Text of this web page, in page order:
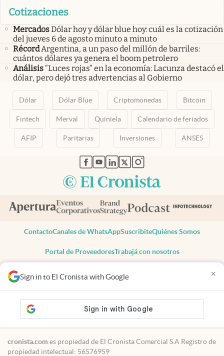
Sign in to El Cronista with Google ×
Cotizaciones
MercadosDólar hoy y dólar blue hoy: cuál es la cotización
del jueves 6 de agosto minuto a minuto
Récord Argentina, a un paso del millón de barriles:
cuántos dólares ya genera el boom petrolero
Análisis“Luces rojas” en la economía: Lacunza destacó el
dólar, pero dejó tres advertencias al Gobierno
Dólar Dólar Blue Criptomonedas Bitcoin
Fintech Merval Quiniela Calendario de feriados
AFIP Paritarias Inversiones ANSES
abre en nueva pestaña
abre en nueva pestaña
abre en nueva pestaña
abre en nueva pestaña
abre en nueva pestaña
ContactoCanales de WhatsAppSuscribiteQuiénes Somos
Portal de ProveedoresTrabajá con nosotros
Todos los derechos reservados
Privacidad
Consentimiento
Tel:+54 11 7078-3270
cronista.com es propiedad de El Cronista Comercial S.A Registro de
propiedad intelectual: 56576959